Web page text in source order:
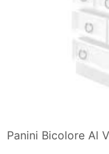
Panini Bicolore Al